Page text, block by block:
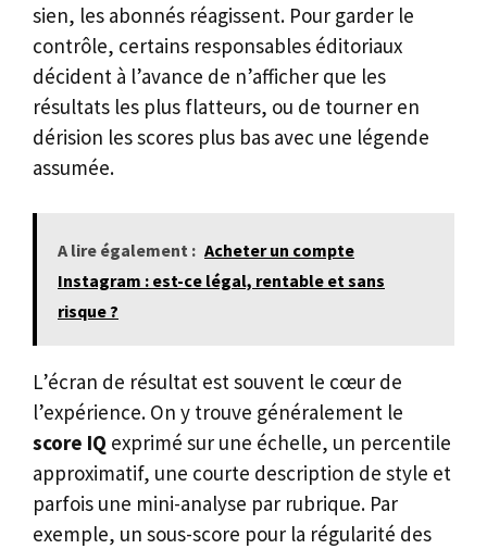
sien, les abonnés réagissent. Pour garder le
contrôle, certains responsables éditoriaux
décident à l’avance de n’afficher que les
résultats les plus flatteurs, ou de tourner en
dérision les scores plus bas avec une légende
assumée.
A lire également : Acheter un compte
Instagram : est-ce légal, rentable et sans
risque ?
L’écran de résultat est souvent le cœur de
l’expérience. On y trouve généralement le
score IQ exprimé sur une échelle, un percentile
approximatif, une courte description de style et
parfois une mini-analyse par rubrique. Par
exemple, un sous-score pour la régularité des